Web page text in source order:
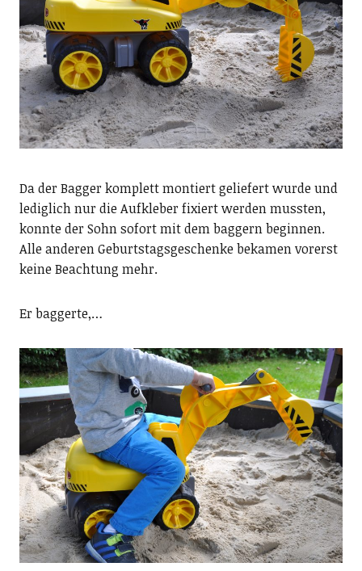
Da der Bagger komplett montiert geliefert wurde und
lediglich nur die Aufkleber fixiert werden mussten,
konnte der Sohn sofort mit dem baggern beginnen.
Alle anderen Geburtstagsgeschenke bekamen vorerst
keine Beachtung mehr.
Er baggerte,…